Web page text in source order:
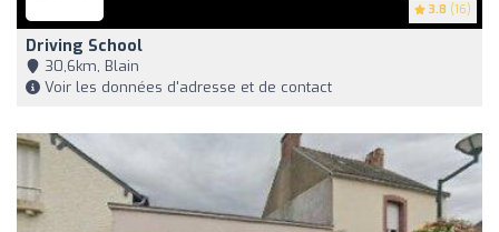
3.8 (16)
Driving School
30,6km, Blain
Voir les données d'adresse et de contact